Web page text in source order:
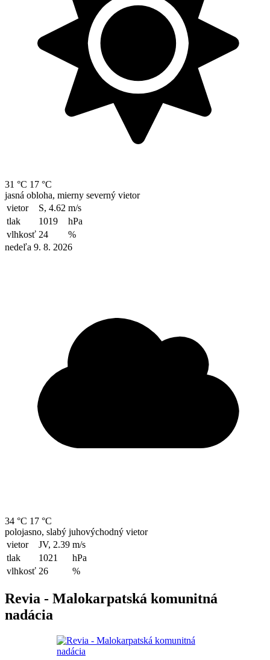
31 °C 17 °C
jasná obloha, mierny severný vietor
vietor
S, 4.62 m/s
tlak
1019
hPa
vlhkosť 24
%
nedeľa 9. 8. 2026
34 °C 17 °C
polojasno, slabý juhovýchodný vietor
vietor
JV, 2.39 m/s
tlak
1021
hPa
vlhkosť 26 %
Revia - Malokarpatská komunitná
nadácia